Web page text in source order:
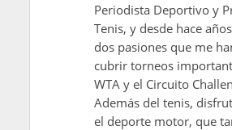
Periodista Deportivo y
Tenis, y desde hace
dos pasiones que me
cubrir torneos
WTA y el Circuito
Además del tenis,
el deporte motor, que